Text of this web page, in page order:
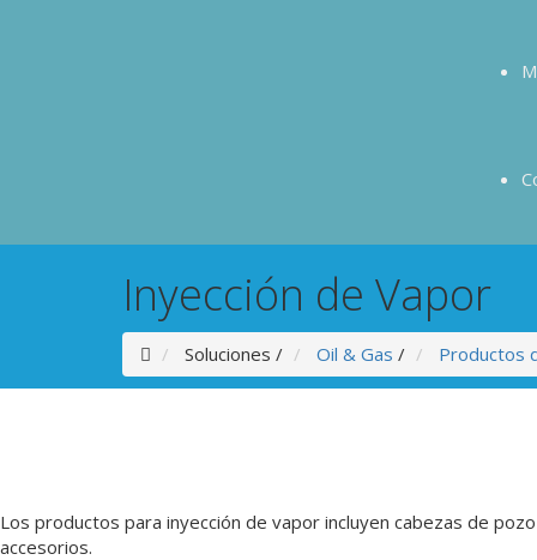
Inyección de Vapor
Soluciones / Oil & Gas / Productos
Los productos para inyección de vapor incluyen cabezas de
accesorios.